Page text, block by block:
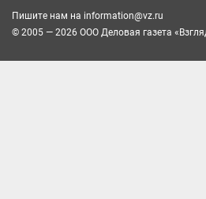
Пишите нам на information@vz.ru
© 2005 — 2026 ООО Деловая газета